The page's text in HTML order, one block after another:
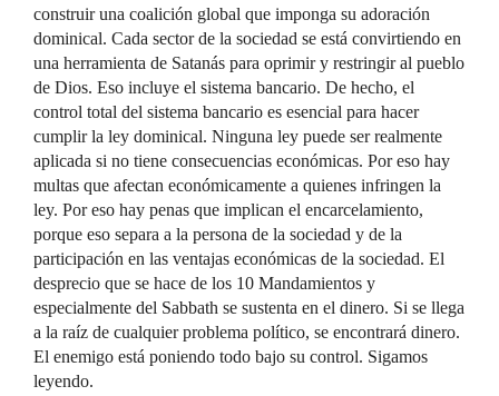
construir una coalición global que imponga su adoración
dominical. Cada sector de la sociedad se está convirtiendo en
una herramienta de Satanás para oprimir y restringir al pueblo
de Dios. Eso incluye el sistema bancario. De hecho, el
control total del sistema bancario es esencial para hacer
cumplir la ley dominical. Ninguna ley puede ser realmente
aplicada si no tiene consecuencias económicas. Por eso hay
multas que afectan económicamente a quienes infringen la
ley. Por eso hay penas que implican el encarcelamiento,
porque eso separa a la persona de la sociedad y de la
participación en las ventajas económicas de la sociedad. El
desprecio que se hace de los 10 Mandamientos y
especialmente del Sabbath se sustenta en el dinero. Si se llega
a la raíz de cualquier problema político, se encontrará dinero.
El enemigo está poniendo todo bajo su control. Sigamos
leyendo.